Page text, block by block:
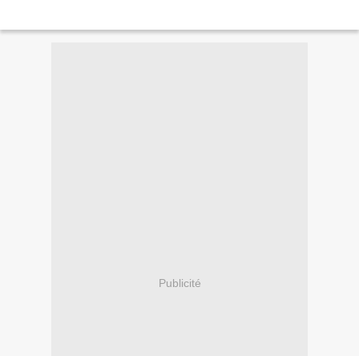
Publicité